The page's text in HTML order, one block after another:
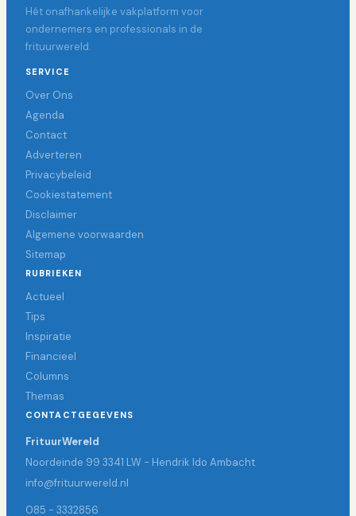
Hét onafhankelijke vakplatform voor
ondernemers en professionals in de
frituurwereld.
SERVICE
Over Ons
Agenda
Contact
Adverteren
Privacybeleid
Cookiestatement
Disclaimer
Algemene voorwaarden
Sitemap
RUBRIEKEN
Actueel
Tips
Inspiratie
Financieel
Columns
Themas
CONTACTGEGEVENS
FrituurWereld
Noordeinde 99 3341 LW - Hendrik Ido Ambacht
info@frituurwereld.nl
085 - 3332856